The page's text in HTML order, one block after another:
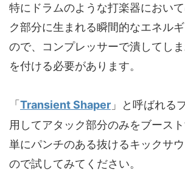
特にドラムのような打楽器におい
ク部分に生まれる瞬間的なエネル
ので、コンプレッサーで潰してし
を付ける必要があります。
「Transient Shaper 」と呼ばれる
用してアタック部分のみをブース
単にパンチのある抜けるキックサ
ので試してみてください。